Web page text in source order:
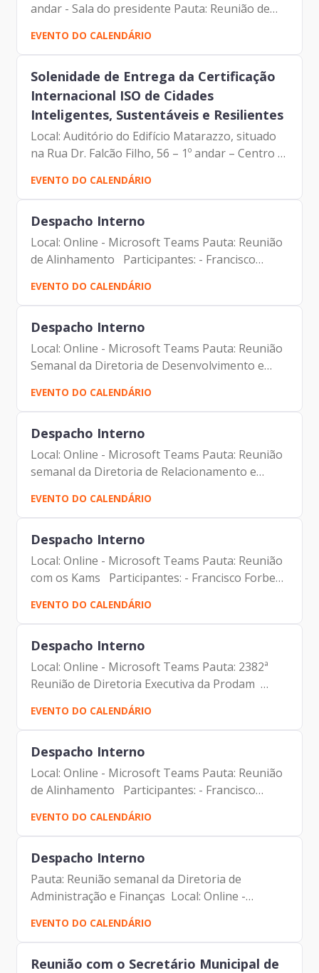
andar - Sala do presidente Pauta: Reunião de
Alinhamento Participantes: - Francisco Forbes
– Presidente | Prodam-SP - Francisco Bruno
Neto - Assessor...
EVENTO DO CALENDÁRIO
Solenidade de Entrega da Certificação
Internacional ISO de Cidades
Inteligentes, Sustentáveis e Resilientes
Local: Auditório do Edifício Matarazzo, situado
na Rua Dr. Falcão Filho, 56 – 1º andar – Centro –
EVENTO DO CALENDÁRIO
Despacho Interno
Local: Online - Microsoft Teams Pauta: Reunião
de Alinhamento Participantes: - Francisco
Forbes – Presidente | Prodam-SP - André
Tomiatto - Assessor da Presidência | Prodam-
SP - ⁠Tatiana Batista...
EVENTO DO CALENDÁRIO
Despacho Interno
Local: Online - Microsoft Teams Pauta: Reunião
Semanal da Diretoria de Desenvolvimento e
Sustentação de Sistemas Participantes: -
Francisco Forbes – Presidente | Prodam-SP -
André Tomiatto -...
EVENTO DO CALENDÁRIO
Despacho Interno
Local: Online - Microsoft Teams Pauta: Reunião
semanal da Diretoria de Relacionamento e
Inteligência de Mercado Participantes: -
Francisco Forbes – Presidente | Prodam-SP -
André Tomiatto -...
EVENTO DO CALENDÁRIO
Despacho Interno
Local: Online - Microsoft Teams Pauta: Reunião
com os Kams Participantes: - Francisco Forbes
– Presidente | Prodam-SP - André Tomiatto de
Oliveira - Assessor da Presidência | Prodam-SP
- Malde...
EVENTO DO CALENDÁRIO
Despacho Interno
Local: Online - Microsoft Teams Pauta: 2382ª
Reunião de Diretoria Executiva da Prodam
Participantes: - Francisco Forbes – Presidente |
Prodam-SP - André Tomiatto - Assessor da
Presidência |...
EVENTO DO CALENDÁRIO
Despacho Interno
Local: Online - Microsoft Teams Pauta: Reunião
de Alinhamento Participantes: - Francisco
Forbes – Presidente | Prodam-SP - André
Guilherme - Gerente de Comunicação
Institucional | Prodam-SP
EVENTO DO CALENDÁRIO
Despacho Interno
Pauta: Reunião semanal da Diretoria de
Administração e Finanças Local: Online -
Microsoft Teams Participantes: - Francisco
Forbes – Presidente | Prodam-SP - André
Tomiatto - Assessor da...
EVENTO DO CALENDÁRIO
Reunião com o Secretário Municipal de